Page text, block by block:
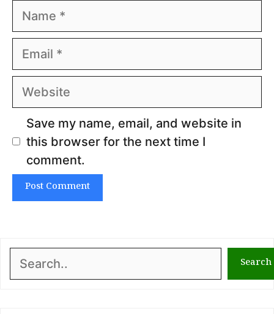
Name
Email
Website
Save my name, email, and website in
this browser for the next time I
comment.
Search Search